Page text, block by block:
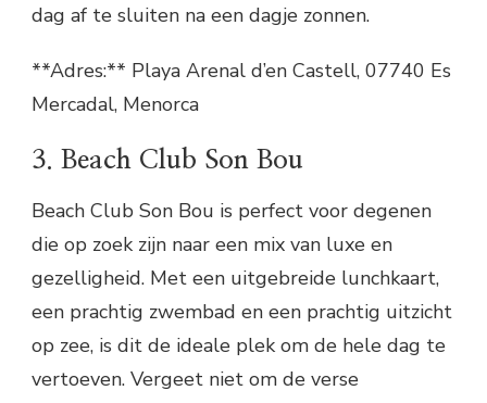
dag af te sluiten na een dagje zonnen.
**Adres:** Playa Arenal d’en Castell, 07740 Es
Mercadal, Menorca
3. Beach Club Son Bou
Beach Club Son Bou is perfect voor degenen
die op zoek zijn naar een mix van luxe en
gezelligheid. Met een uitgebreide lunchkaart,
een prachtig zwembad en een prachtig uitzicht
op zee, is dit de ideale plek om de hele dag te
vertoeven. Vergeet niet om de verse